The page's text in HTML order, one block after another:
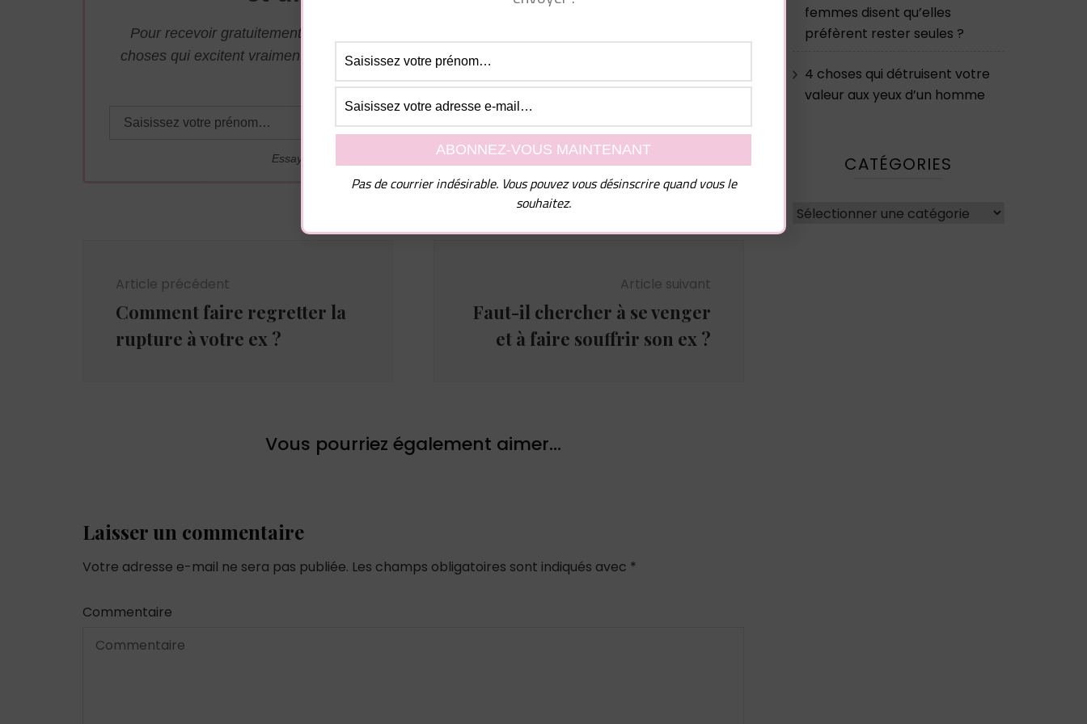
Pour recevoir gratuitement par mail de nombreux conseils ainsi que mon guide PDF "10
choses qui excitent vraiment les hommes chez les femmes", dites-moi simplement à quelle
adresse je dois vous les envoyer !
Essayez. Vous pouvez vous désinscrire à tout moment.
Article précédent
Comment faire regretter la
rupture à votre ex ?
Article suivant
Faut-il chercher à se venger
et à faire souffrir son ex ?
Vous pourriez également aimer...
Laisser un commentaire
Votre adresse e-mail ne sera pas publiée. Les champs obligatoires sont indiqués avec *
Commentaire
femmes disent qu’elles
préfèrent rester seules ?
4 choses qui détruisent votre
valeur aux yeux d’un homme
CATÉGORIES
Catégories
Pas de courrier indésirable. Vous pouvez vous désinscrire quand vous le
souhaitez.